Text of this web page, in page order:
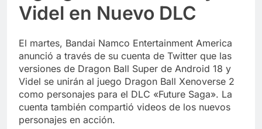
Videl en Nuevo DLC
El martes, Bandai Namco Entertainment America
anunció a través de su cuenta de Twitter que las
versiones de Dragon Ball Super de Android 18 y
Videl se unirán al juego Dragon Ball Xenoverse 2
como personajes para el DLC «Future Saga». La
cuenta también compartió videos de los nuevos
personajes en acción.